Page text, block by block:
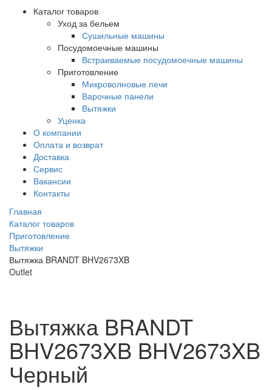
Каталог товаров
Уход за бельем
Сушильные машины
Посудомоечные машины
Встраиваемые посудомоечные машины
Приготовление
Микроволновые печи
Варочные панели
Вытяжки
Уценка
О компании
Оплата и возврат
Доставка
Сервис
Вакансии
Контакты
Главная
Каталог товаров
Приготовление
Вытяжки
Вытяжка BRANDT BHV2673XB
Outlet
Вытяжка BRANDT
BHV2673XB BHV2673XB
Черный